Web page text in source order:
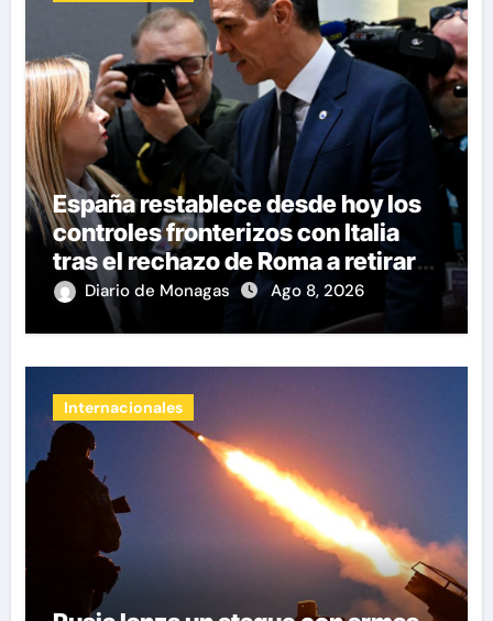
España restablece desde hoy los
controles fronterizos con Italia
tras el rechazo de Roma a retirar
las restricciones
Diario de Monagas Ago 8, 2026
Internacionales